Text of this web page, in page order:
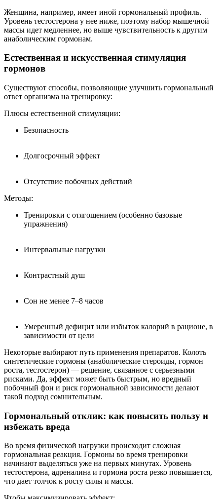
Женщина, например, имеет иной гормональный профиль.
Уровень тестостерона у нее ниже, поэтому набор мышечной
массы идет медленнее, но выше чувствительность к другим
анаболическим гормонам.
Естественная и искусственная стимуляция
гормонов
Существуют способы, позволяющие улучшить гормональный
ответ организма на тренировку:
Плюсы естественной стимуляции:
Безопасность
Долгосрочный эффект
Отсутствие побочных действий
Методы:
Тренировки с отягощением (особенно базовые
упражнения)
Интервальные нагрузки
Контрастный душ
Сон не менее 7–8 часов
Умеренный дефицит или избыток калорий в рационе, в
зависимости от цели
Некоторые выбирают путь применения препаратов. Колоть
синтетические гормоны (анаболические стероиды, гормон
роста, тестостерон) — решение, связанное с серьезными
рисками. Да, эффект может быть быстрым, но вредный
побочный фон и риск гормональной зависимости делают
такой подход сомнительным.
Гормональный отклик: как повысить пользу и
избежать вреда
Во время физической нагрузки происходит сложная
гормональная реакция. Гормоны во время тренировки
начинают выделяться уже на первых минутах. Уровень
тестостерона, адреналина и гормона роста резко повышается,
что дает толчок к росту силы и массы.